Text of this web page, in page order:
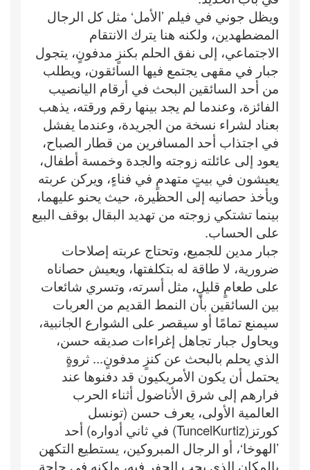
ويظل جوني في فيلم ’الأمل‘ مثل كل الرجال
المضطهدين، ولكنه هنا يترك الانتقام
الاجتماعي، إلى نفق الحلم بكنزٍ مدفونٍ، يتجول
جبار في مقهى يجتمع فيها السائقون، ويطلب
من أحد السائقين البحث في أرقام اليانصيب
الفائزة، وعندما لم يجد بينها رقم ورقته، يذهب
بعناد لشراء نسخة من الجريدة، وعندما يفشل
في اجتذاب أحد المسافرين من قطار الصباح،
يعود إلى عائلته زوجته والجدة وخمسة أطفال،
يعيشون في بيتٍ متهدمٍ في فناءٍ، ويركن عربته
ويأخذ حصانيه إلى الحظيرة، حيث يحنو عليهما،
بينما تشتكي زوجته من تهديد البقال بوقف البيع
على الحساب.
جبار مدين للجميع، وتحتاج عربته إصلاحات
ضرورية، لا طاقة له بتكلفتها، ويعيش حصاناه
على طعامٍ قليلٍ، مثل أسرته، وتسري شائعات
بين السائقين بأن النمط القديم من العربات
سيمنع تمامًا أو سيقصر على الشوارع الجانبية،
ويحاول جبار تجاهل إغراءات صديقه حسن،
الذي يحلم بالبحث عن كنزٍ مدفونٍ... ثروةٍ
يحتمل أن يكون الأمريكيون قد دفنوها عند
فرارهم إلى شرق الأناضول أثناء الحرب
العالمية الأولى، يعرف حسن (تونسل
كورتز(TuncelKurtiz) في ثاني أدواره) أحد
’الهوخا‘، أو الرجال المبروكين، يستطيع التكهن
بالمكان الذي يجب الحفر فيه، ولكنه في حاجة